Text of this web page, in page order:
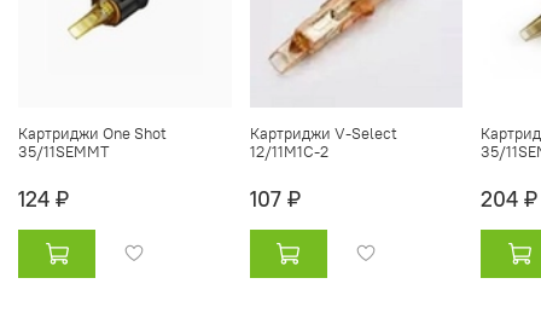
Картриджи One Shot
35/11SEMMT
124 ₽
Картриджи V-Select
12/11M1C-2
107 ₽
35/
204 ₽